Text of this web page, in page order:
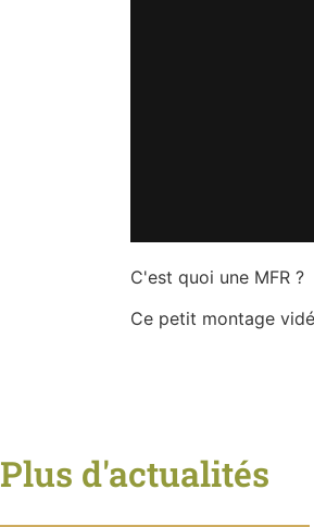
C'est quoi une MFR ?
Ce petit montage
Plus d'actualités